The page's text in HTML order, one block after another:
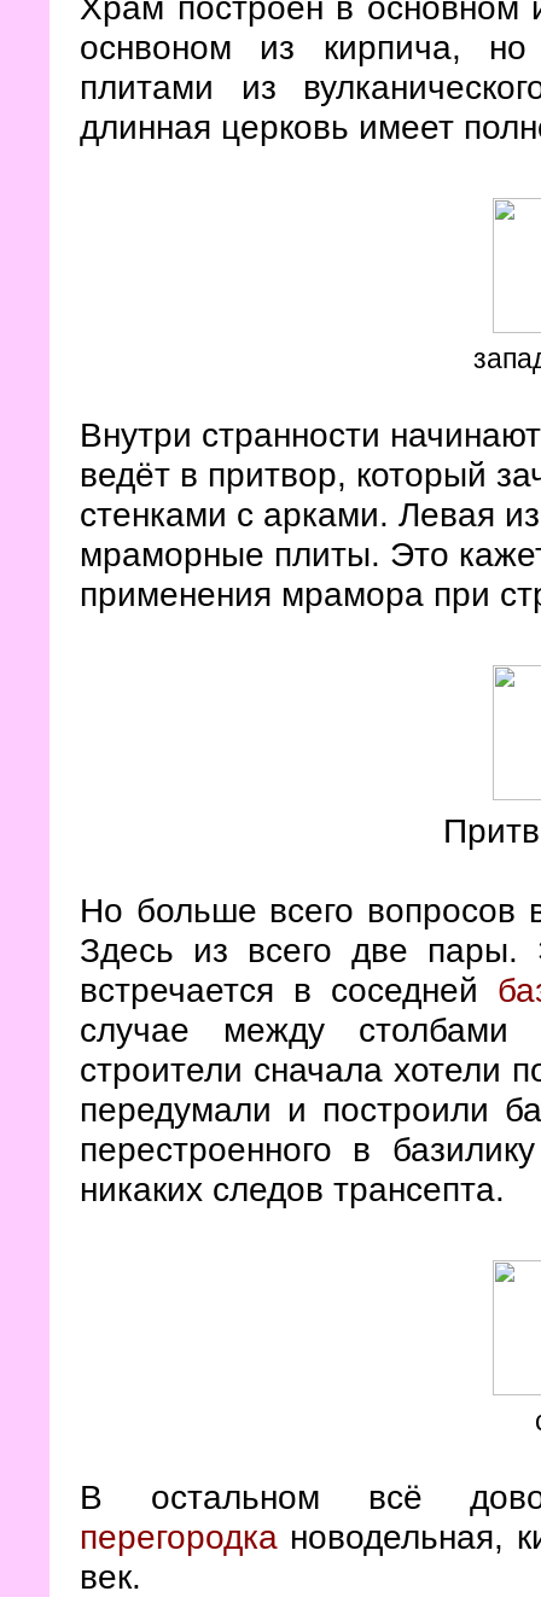
оснвоном из кирпича,
плитами из
длинная церковь имеет
Внутри странности
ведёт в притвор, который
стенками с арками. Левая
мраморные плиты. Это
применения мрамора при
Но больше всего
Здесь из всего две
встречается в соседней
случае между столбами
строители сначала хотели
передумали и построили
перестроенного в
никаких следов трансепта.
В остальном всё
перегородка новодельная,
век.